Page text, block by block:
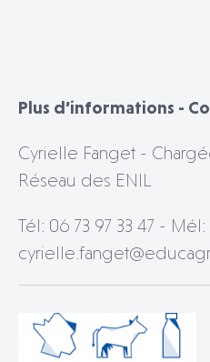
Plus d’informations -
Cyrielle Fanget -
Réseau des ENIL
Tél: 06 73 97 33 47 - Mél: